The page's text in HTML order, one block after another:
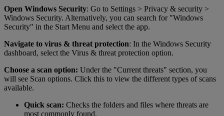
Open Windows Security: Go to Settings > Privacy & security >
Windows Security. Alternatively, you can search for "Windows
Security" in the Start Menu and select the app.
Navigate to virus & threat protection: In the Windows Security
dashboard, select the Virus & threat protection option.
Choose a scan option: Under the "Current threats" section, you
will see Scan options. Click this to view the different types of scans
available.
Quick scan: Checks the folders and files where threats are
most commonly found.